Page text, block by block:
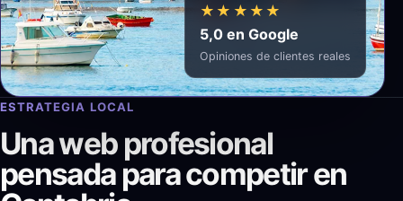
★★★★★
5,0 en Google
Opiniones de clientes reales
ESTRATEGIA LOCAL
Una web profesional
pensada para competir en